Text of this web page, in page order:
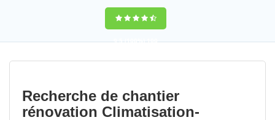
9,5(100%)100
votes
Recherche de chantier
rénovation Climatisation-